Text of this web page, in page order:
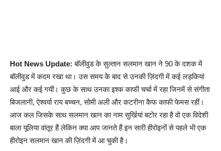
Hot News Update:बॉलीवुड के सुल्तान सलमान खान ने 90 के दशक में
बॉलीवुड में कदम रखा था। उस समय के बाद से उनकी ज़िंदगी में कई लड़कियां
आई और कई गयीं। कुछ के साथ उनका इश्क काफी चर्चा में रहा जिनमें से संगीता
बिजलानी, ऐश्वर्या राय बच्चन, सोमी अली और कटरीना कैफ काफी फेमस रहीं।
आज कल जिसके साथ सलमान खान का नाम सुर्खियां बटोर रहा है वो एक विदेशी
बाला यूलिया वांतूर हैं लेकिन क्या आप जानते हैं इन सारी हीरोइनों से पहले भी एक
हीरोइन सलमान खान की ज़िंदगी में आ चुकी है।